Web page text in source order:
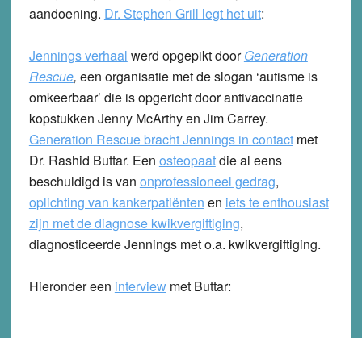
aandoening. Dr. Stephen Grill legt het uit:
Jennings verhaal werd opgepikt doorGeneration
Rescue, een organisatie met de slogan ‘autisme is
omkeerbaar’ die is opgericht door antivaccinatie
kopstukken Jenny McArthy en Jim Carrey.
Generation Rescue bracht Jennings in contactmet
Dr. Rashid Buttar. Een osteopaatdie al eens
beschuldigd is van onprofessioneel gedrag,
oplichting van kankerpatiënten en iets te enthousiast
zijn met de diagnose kwikvergiftiging,
diagnosticeerde Jennings met o.a. kwikvergiftiging.
Hieronder een interviewmet Buttar: